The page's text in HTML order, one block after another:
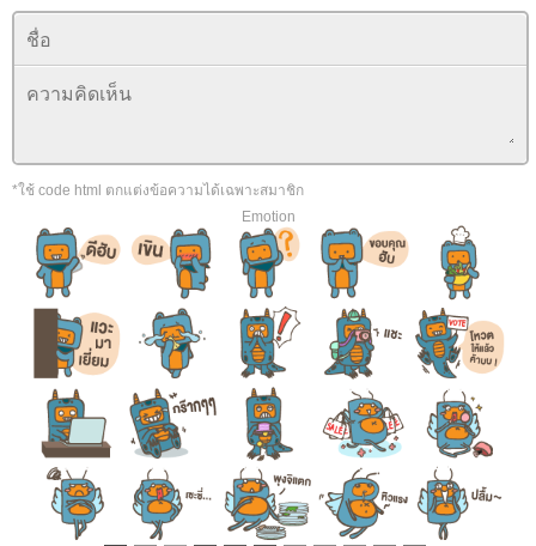
*ใช้ code html ตกแต่งข้อความได้เฉพาะสมาชิก
Emotion